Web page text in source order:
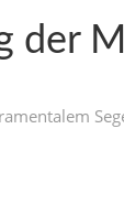
der